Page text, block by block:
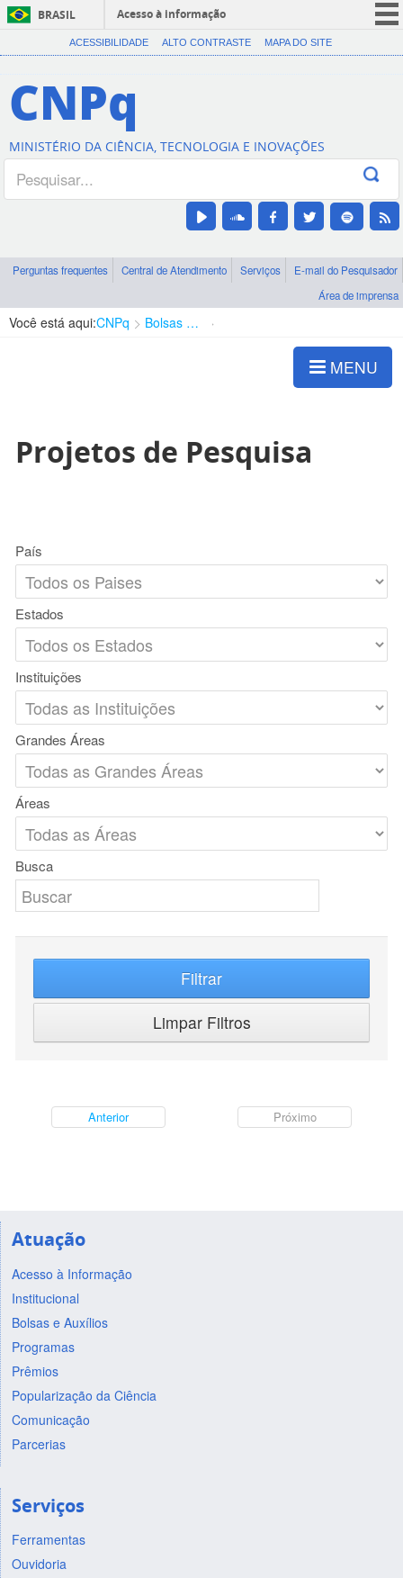
BRASIL
Acesso à informação
CORONAVÍRUS (COVID-19)
Canais
ACESSIBILIDADE ALTO CONTRASTE MAPA DO SITE
CNPq
MINISTÉRIO DA CIÊNCIA, TECNOLOGIA E INOVAÇÕES
Perguntas frequentes Central de Atendimento Serviços
E-mail do Pesquisador
Área de imprensa
Você está aqui:CNPq Bolsas e Auxílios Vigentes
MENU
Projetos de Pesquisa
País
Estados
Instituições
Grandes Áreas
Áreas
Busca
Filtrar
Limpar Filtros
Anterior Próximo
Atuação
Acesso à Informação
Institucional
Bolsas e Auxílios
Programas
Prêmios
Popularização da Ciência
Comunicação
Parcerias
Serviços
Ferramentas
Ouvidoria